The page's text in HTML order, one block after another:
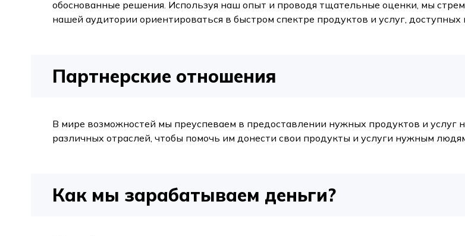
обоснованные решения. Используя наш опыт и проводя тщательные оценки, мы
нашей аудитории ориентироваться в быстром спектре продуктов и услуг, доступных
Партнерские отношения
В мире возможностей мы преуспеваем в предоставлении нужных продуктов и
различных отраслей, чтобы помочь им донести свои продукты и услуги нужным
Как мы зарабатываем деньги?